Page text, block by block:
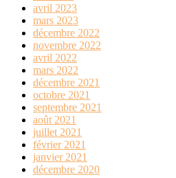
avril 2023
mars 2023
décembre 2022
novembre 2022
avril 2022
mars 2022
décembre 2021
octobre 2021
septembre 2021
août 2021
juillet 2021
février 2021
janvier 2021
décembre 2020